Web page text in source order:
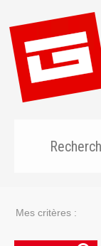
Mes critères :